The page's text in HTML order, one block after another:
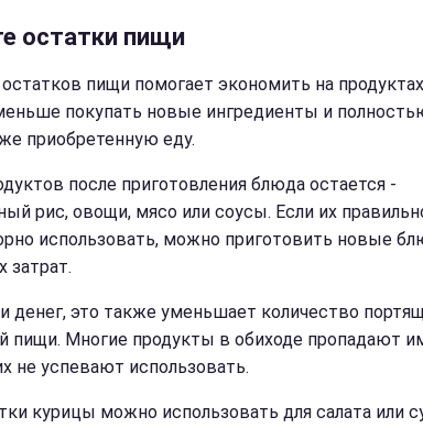
остатки пищи
пищи помогает экономить на
покупать новые ингредиенты и
приобретенную еду.
после приготовления блюда остается -
рис, овощи, мясо или соусы. Если их
использовать, можно приготовить новые
затрат.
денег, это также уменьшает количество
пищи. Многие продукты в обиходе пропадают
не успевают использовать.
курицы можно использовать для салата или